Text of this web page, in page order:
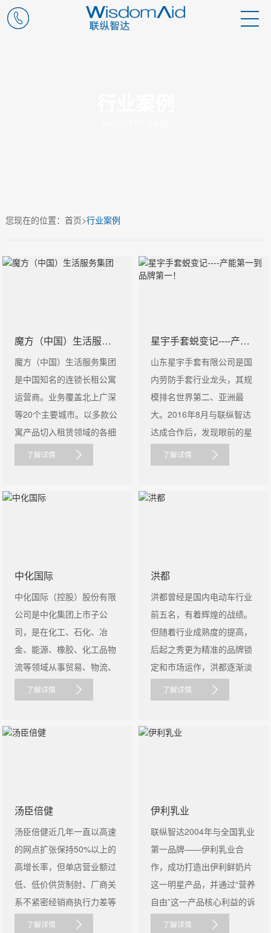
您现在的位置： 首页>行业案例
魔方（中国）生活服务集团
魔方（中国）生活服务集团
是中国知名的连锁长租公寓
运营商。业务覆盖北上广深
等20个主要城市。以多款公
寓产品切入租赁领域的各细
分......
了解详情
星宇手套蜕变记----产能第一到品牌第一！
山东星宇手套有限公司是国
内劳防手套行业龙头，其规
模排名世界第二、亚洲最
大。2016年8月与联纵智达
达成合作后，发现眼前的星
宇，看似......
了解详情
中化国际
中化国际（控股）股份有限
公司是中化集团上市子公
司，是在化工、石化、冶
金、能源、橡胶、化工品物
流等领域从事贸易、物流、
实业投资等......
了解详情
洪都
洪都曾经是国内电动车行业
前五名，有着辉煌的战绩。
但随着行业成熟度的提高，
后起之秀更为精准的品牌锁
定和市场运作，洪都逐渐淡
出了第......
了解详情
汤臣倍健
汤臣倍健近几年一直以高速
的网点扩张保持50%以上的
高增长率，但单店营业额过
低、低价供货制肘、厂商关
系不紧密经销商执行力差等
问......
了解详情
伊利乳业
联纵智达2004年与全国乳业
第一品牌——伊利乳业合
作，成功打造出伊利鲜奶片
这一明星产品，并通过“营养
自由”这一产品核心利益的诉
求......
了解详情